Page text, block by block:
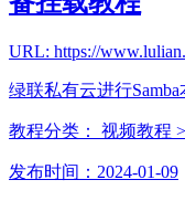
URL: https://
绿联私有云进行
教程分类： 视频教程
发布时间：2024-01-09